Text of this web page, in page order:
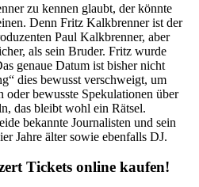
zu kennen glaubt, der könnte
Denn Fritz Kalkbrenner ist der
Paul Kalkbrenner, aber
als sein Bruder. Fritz wurde
genaue Datum ist bisher nicht
dies bewusst verschweigt, um
oder bewusste Spekulationen über
das bleibt wohl ein Rätsel.
bekannte Journalisten und sein
Jahre älter sowie ebenfalls DJ.
Tickets online kaufen!